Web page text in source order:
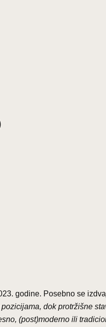
godine. Posebno se
dok protržišne
(post)moderno ili